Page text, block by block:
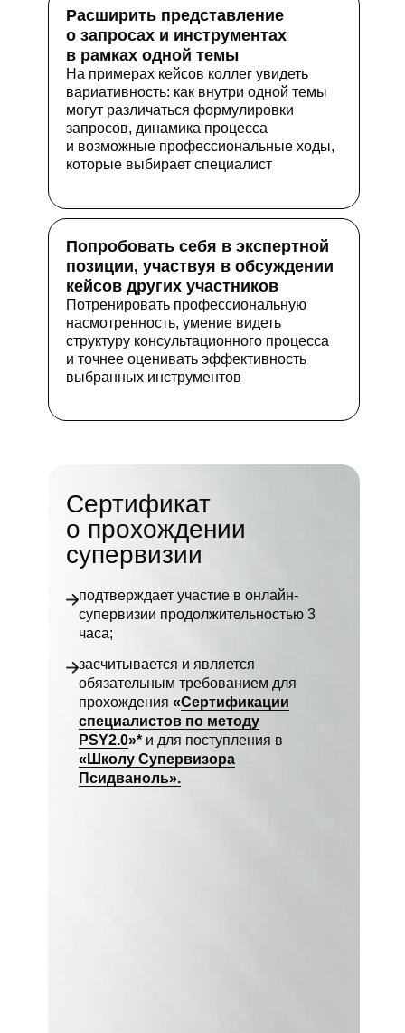
Расширить представление
о запросах и инструментах
в рамках одной темы
На примерах кейсов коллег увидеть
вариативность: как внутри одной темы
могут различаться формулировки
запросов, динамика процесса
и возможные профессиональные ходы,
которые выбирает специалист
Попробовать себя в экспертной
позиции, участвуя в обсуждении
кейсов других участников
Потренировать профессиональную
насмотренность, умение видеть
структуру консультационного процесса
и точнее оценивать эффективность
выбранных инструментов
Сертификат
о прохождении
супервизии
подтверждает участие в онлайн-
супервизии продолжительностью 3
часа;
засчитывается и является
обязательным требованием для
прохождения «Сертификации
специалистов по методу
PSY2.0»*и для поступления в
«Школу Супервизора
Псидваноль».